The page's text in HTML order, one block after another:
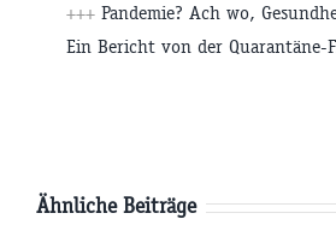
+++ Pandemie? Ach wo,
Ein Bericht von der Quarantäne-
Ähnliche Beiträge